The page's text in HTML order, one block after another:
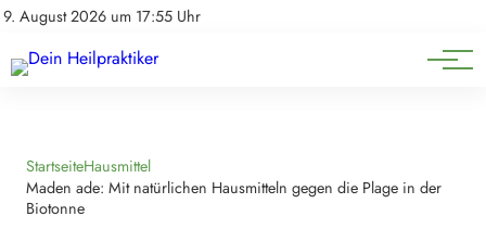
9. August 2026 um 17:55 Uhr
Impressum
Natürliche Medizin
Heilpflanzen & Kräuterkunde
StartseiteHausmittel
Maden ade: Mit natürlichen Hausmitteln gegen die Plage in der
Biotonne